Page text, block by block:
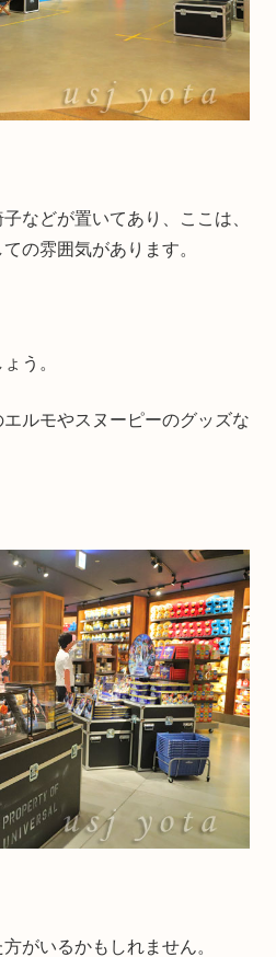
などが置いてあり、ここは、
の雰囲気があります。
う。
ルモやスヌーピーのグッズな
がいるかもしれません。